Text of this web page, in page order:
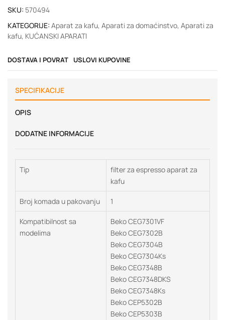
SKU: 570494
KATEGORIJE: Aparat za kafu, Aparati za domaćinstvo, Aparati za
kafu, KUĆANSKI APARATI
DOSTAVA I POVRAT USLOVI KUPOVINE
SPECIFIKACIJE
OPIS
DODATNE INFORMACIJE
Tip
filter za espresso aparat za
kafu
Broj komada u pakovanju 1
Kompatibilnost sa
modelima
Beko CEG7301VF
Beko CEG7302B
Beko CEG7304B
Beko CEG7304Ks
Beko CEG7348B
Beko CEG7348DKS
Beko CEG7348Ks
Beko CEP5302B
Beko CEP5303B